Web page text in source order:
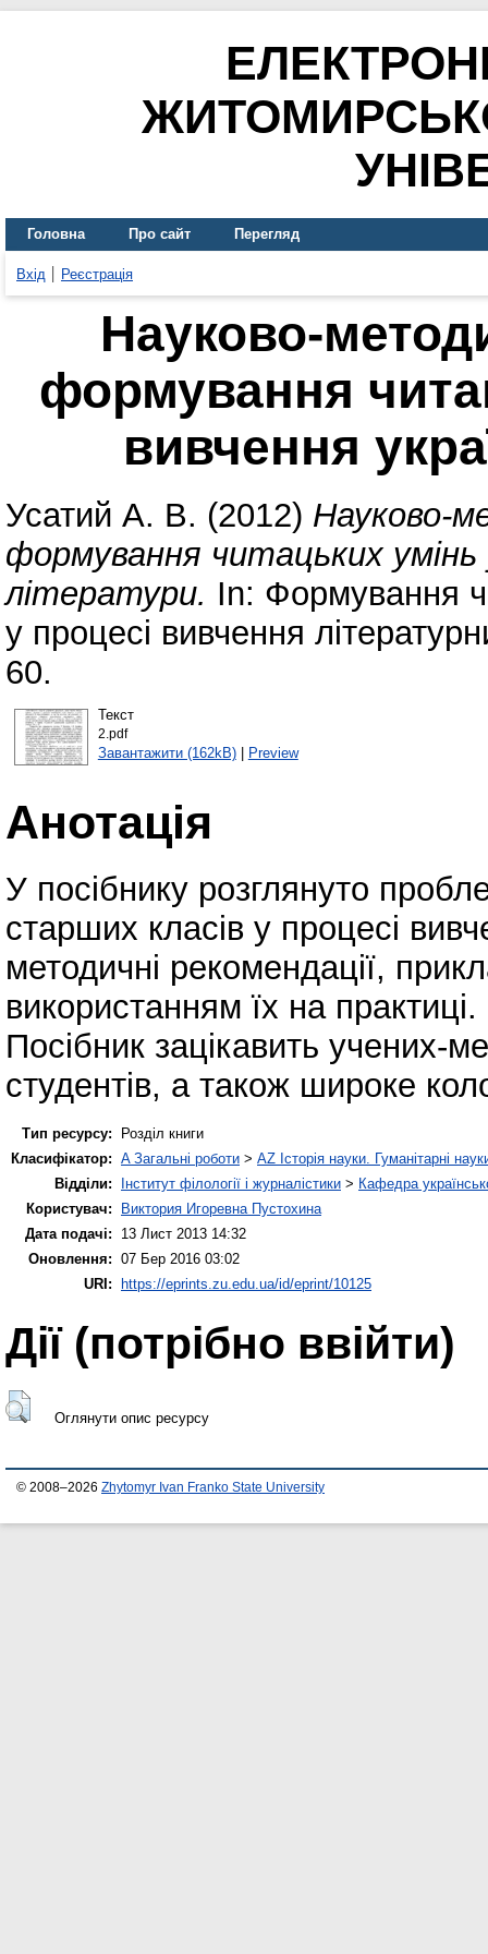
Головна Про сайт Перегляд
Вхід Реєстрація
Науково-
формування
вивчення
Усатий А. В. (2012) Науково-
формування читацьких умінь
літератури. In: Формування
у процесі вивчення
60.
Текст
2.pdf
Завантажити (162kB)| Preview
Анотація
У посібнику розглянуто
старших класів у процесі
методичні рекомендації,
використанням їх на практиці.
Посібник зацікавить учених-
студентів, а також широке
Тип ресурсу:
Розділ книги
Класифікатор: A Загальні роботи > AZ Історія науки. Гуманітарні
Відділи:
Інститут філології і журналістики > Кафедра
Користувач:
Виктория Игоревна Пустохина
Дата подачі:
13 Лист 2013 14:32
Оновлення: 07 Бер 2016 03:02
URI: https://eprints.zu.edu.ua/id/eprint/10125
Дії ​​(потрібно ввійти)
Оглянути опис ресурсу
© 2008–2026 Zhytomyr Ivan Franko State University